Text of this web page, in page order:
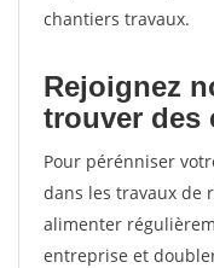
chantiers travaux.
Rejoignez
trouver des
Pour pérénniser
dans les travaux de
alimenter
entreprise et